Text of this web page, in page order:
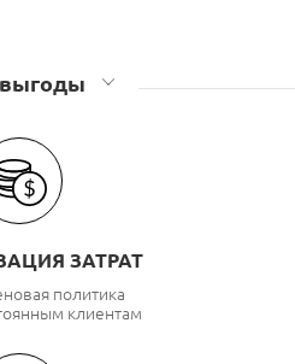
ЗАТРАТ
политика
клиентам